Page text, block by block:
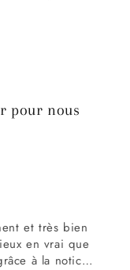
pour nous
et très bien
en vrai que
à la notice